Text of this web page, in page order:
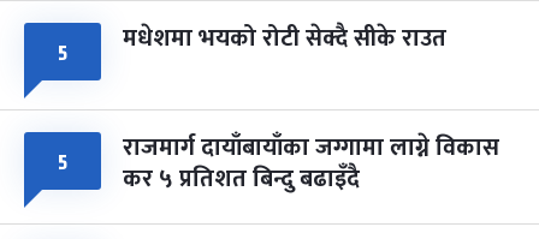
५ मधेशमा भयको रोटी सेक्दै सीके राउत
५ राजमार्ग दायाँबायाँका जग्गामा लाग्ने विकास
कर ५ प्रतिशत बिन्दु बढाइँदै